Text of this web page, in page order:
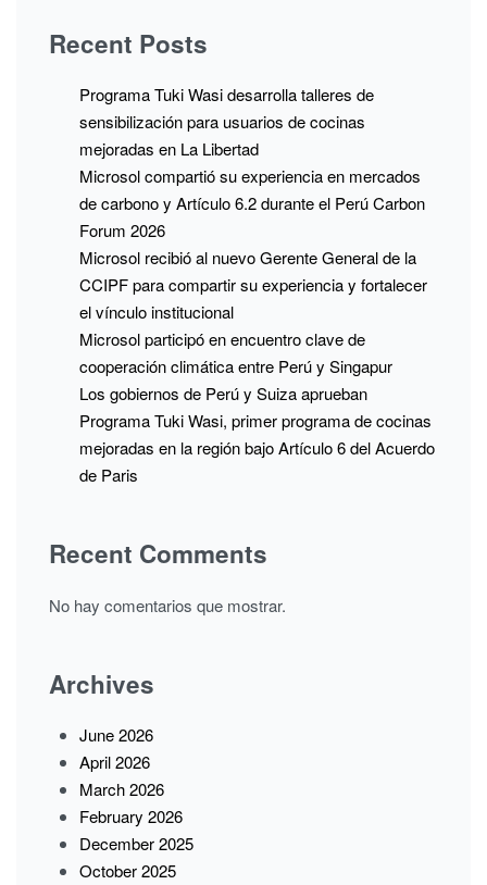
Recent Posts
Programa Tuki Wasi desarrolla talleres de
sensibilización para usuarios de cocinas
mejoradas en La Libertad
Microsol compartió su experiencia en mercados
de carbono y Artículo 6.2 durante el Perú Carbon
Forum 2026
Microsol recibió al nuevo Gerente General de la
CCIPF para compartir su experiencia y fortalecer
el vínculo institucional
Microsol participó en encuentro clave de
cooperación climática entre Perú y Singapur
Los gobiernos de Perú y Suiza aprueban
Programa Tuki Wasi, primer programa de cocinas
mejoradas en la región bajo Artículo 6 del Acuerdo
de Paris
Recent Comments
No hay comentarios que mostrar.
Archives
June 2026
April 2026
March 2026
February 2026
December 2025
October 2025